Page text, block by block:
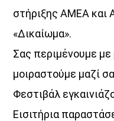
στήριξης ΑΜΕΑ και
«Δικαίωμα».
Σας περιμένουμε
μοιραστούμε μαζί
Φεστιβάλ
Εισιτήρια